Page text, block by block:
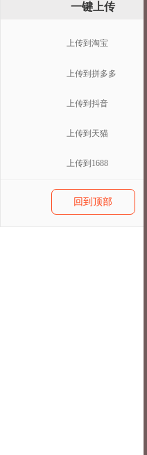
一键上传
上传到淘宝
上传到拼多多
上传到抖音
上传到天猫
上传到1688
回到顶部